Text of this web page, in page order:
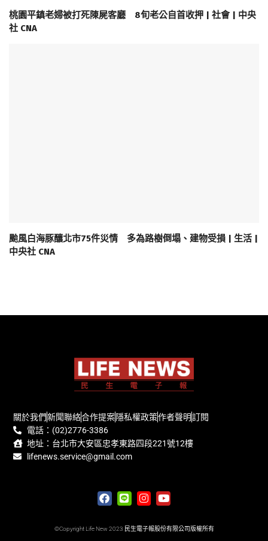
桃園平鎮老婦被打死陳屍客廳 8旬老公自首收押 | 社會 | 中央
社 CNA
颱風白海豚釀北市75件災情 多為路樹倒塌、建物受損 | 生活 |
中央社 CNA
關於我們新聞聯絡合作提案隱私權政策作者聲明訂閱
電話：(02)2776-3386
地址：台北市大安區忠孝東路四段221號12樓
lifenews.service@gmail.com
©Copyright Life New 2023 民生電子報股份有限公司版權所有